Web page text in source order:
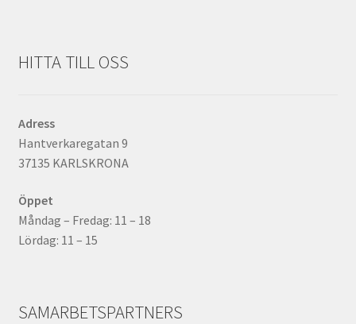
HITTA TILL OSS
Adress
Hantverkaregatan 9
37135 KARLSKRONA
Öppet
Måndag – Fredag: 11 – 18
Lördag: 11 – 15
SAMARBETSPARTNERS